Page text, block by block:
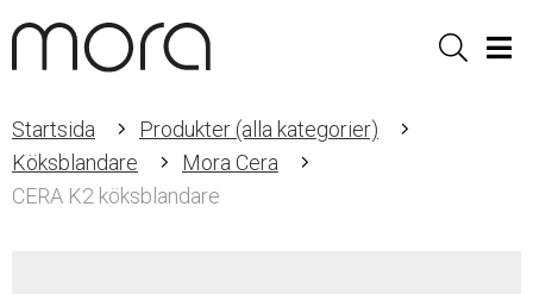
Sök
Startsida
Produkter (alla kategorier)
Köksblandare
Mora Cera
CERA K2 köksblandare